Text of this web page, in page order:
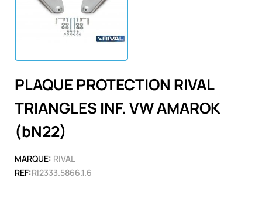
PLAQUE PROTECTION RIVAL
TRIANGLES INF. VW AMAROK
(bN22)
MARQUE: RIVAL
REF:RI2333.5866.1.6